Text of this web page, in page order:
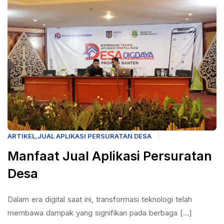
ARTIKEL,JUAL APLIKASI PERSURATAN DESA
Manfaat Jual Aplikasi Persuratan
Desa
Dalam era digital saat ini, transformasi teknologi telah
membawa dampak yang signifikan pada berbaga [...]